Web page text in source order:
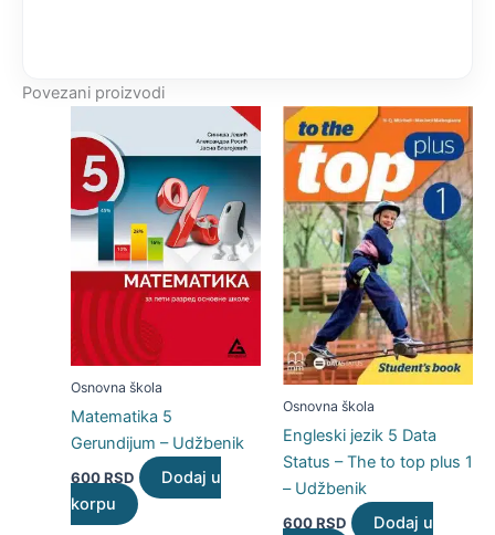
Povezani proizvodi
Osnovna škola
Matematika 5
Gerundijum – Udžbenik
600RSD
Dodaj u
korpu
Osnovna škola
Engleski jezik 5 Data
Status – The to top plus 1
– Udžbenik
600RSD
Dodaj u